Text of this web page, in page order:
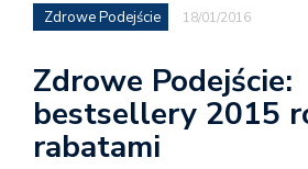
Zdrowe Podejście 18/01/2016
Zdrowe Podejście:
bestsellery 2015
rabatami